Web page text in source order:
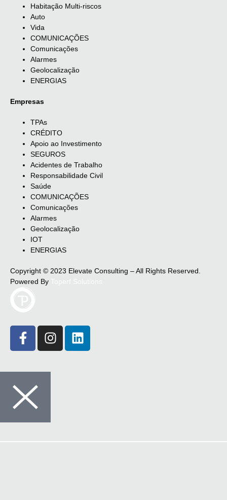
Habitação Multi-riscos
Auto
Vida
COMUNICAÇÕES
Comunicações
Alarmes
Geolocalização
ENERGIAS
Empresas
TPAs
CRÉDITO
Apoio ao Investimento
SEGUROS
Acidentes de Trabalho
Responsabilidade Civil
Saúde
COMUNICAÇÕES
Comunicações
Alarmes
Geolocalização
IOT
ENERGIAS
Copyright © 2023 Elevate Consulting – All Rights Reserved.
Powered By